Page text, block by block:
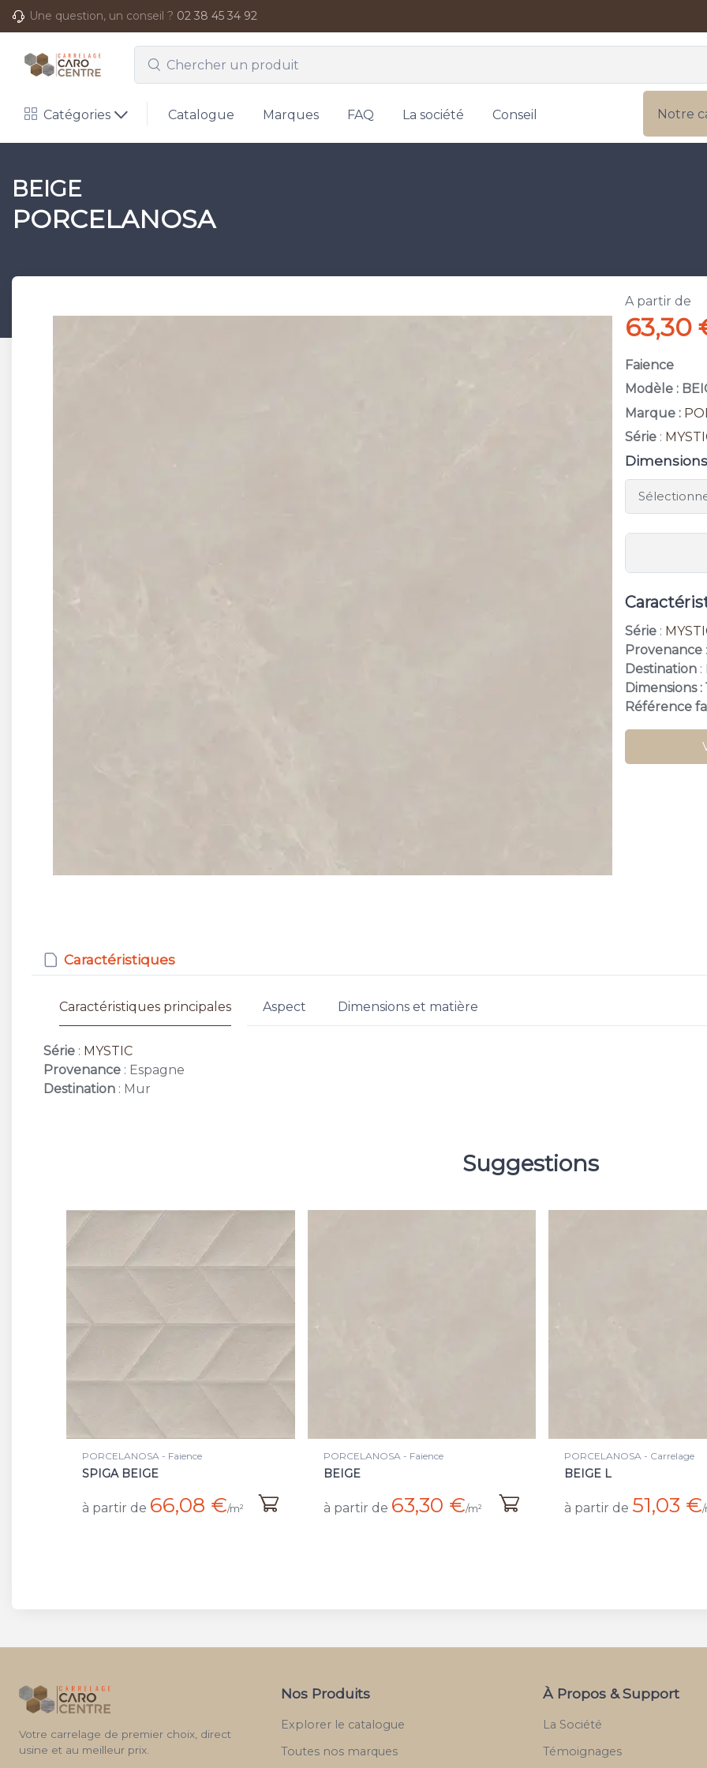
Une question, un conseil ? 02 38 45 34 92
Catégories Catalogue Marques FAQ La société Conseil Notre
BEIGE
PORCELANOSA
A partir de
63,30
Faience
Modèle :
Marque :
Série :
Dimensions
Série :
Provenance
Destination :
Dimensions :
Référence
Caractéristiques
Caractéristiques principales Aspect Dimensions et matière
Série : MYSTIC
Provenance : Espagne
Destination : Mur
Suggestions
PORCELANOSA - Faience
SPIGA BEIGE
à partir de 66,08 €/m²
PORCELANOSA - Faience
BEIGE
à partir de 63,30 €/m²
PORCELANOSA - Carrelage
BEIGE L
à partir de 51,03 €/
Votre carrelage de premier choix, direct
usine et au meilleur prix.
Nos Produits
Explorer le catalogue
Toutes nos marques
À Propos & Support
La Société
Témoignages